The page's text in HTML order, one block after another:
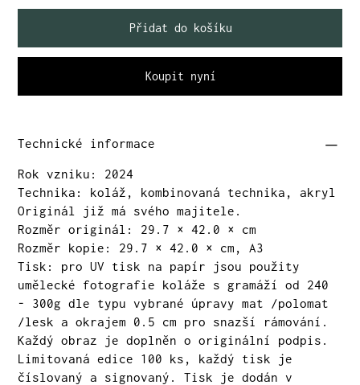
Přidat do košíku
Koupit nyní
Technické informace
Rok vzniku: 2024
Technika: koláž, kombinovaná technika, akryl
Originál již má svého majitele.
Rozměr originál: 29.7 × 42.0 × cm
Rozměr kopie: 29.7 × 42.0 × cm, A3
Tisk: pro UV tisk na papír jsou použity
umělecké fotografie koláže s gramáží od 240
- 300g dle typu vybrané úpravy mat /polomat
/lesk a okrajem 0.5 cm pro snazší rámování.
Každý obraz je doplněn o originální podpis.
Limitovaná edice 100 ks, každý tisk je
číslovaný a signovaný. Tisk je dodán v